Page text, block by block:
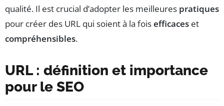
qualité. Il est crucial d’adopter les meilleures pratiques
pour créer des URL qui soient à la foisefficaces et
compréhensibles.
URL : définition et importance
pour le SEO